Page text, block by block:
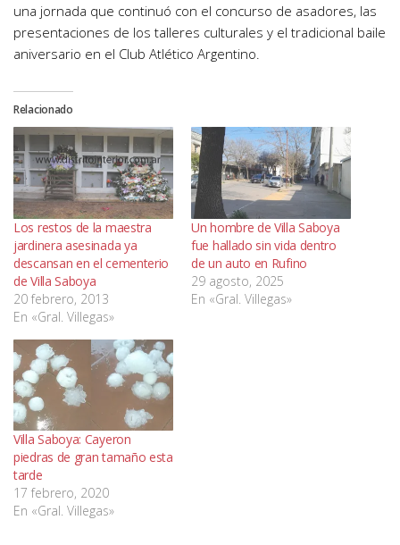
una jornada que continuó con el concurso de asadores, las
presentaciones de los talleres culturales y el tradicional baile
aniversario en el Club Atlético Argentino.
Relacionado
Los restos de la maestra
jardinera asesinada ya
descansan en el cementerio
de Villa Saboya
20 febrero, 2013
En «Gral. Villegas»
Un hombre de Villa Saboya
fue hallado sin vida dentro
de un auto en Rufino
29 agosto, 2025
En «Gral. Villegas»
Villa Saboya: Cayeron
piedras de gran tamaño esta
tarde
17 febrero, 2020
En «Gral. Villegas»